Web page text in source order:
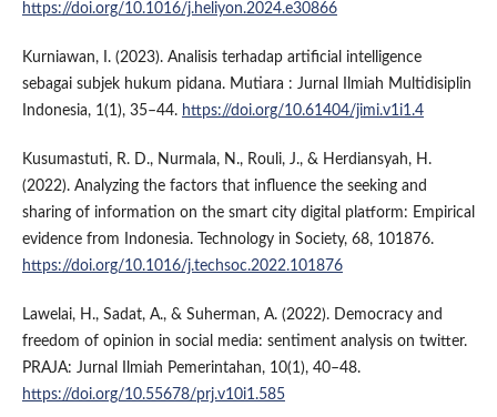
https://doi.org/10.1016/j.heliyon.2024.e30866
Kurniawan, I. (2023). Analisis terhadap artificial intelligence
sebagai subjek hukum pidana. Mutiara : Jurnal Ilmiah Multidisiplin
Indonesia, 1(1), 35–44. https://doi.org/10.61404/jimi.v1i1.4
Kusumastuti, R. D., Nurmala, N., Rouli, J., & Herdiansyah, H.
(2022). Analyzing the factors that influence the seeking and
sharing of information on the smart city digital platform: Empirical
evidence from Indonesia. Technology in Society, 68, 101876.
https://doi.org/10.1016/j.techsoc.2022.101876
Lawelai, H., Sadat, A., & Suherman, A. (2022). Democracy and
freedom of opinion in social media: sentiment analysis on twitter.
PRAJA: Jurnal Ilmiah Pemerintahan, 10(1), 40–48.
https://doi.org/10.55678/prj.v10i1.585